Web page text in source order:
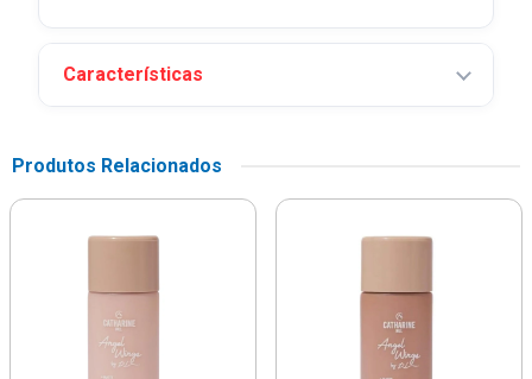
Características
Produtos Relacionados